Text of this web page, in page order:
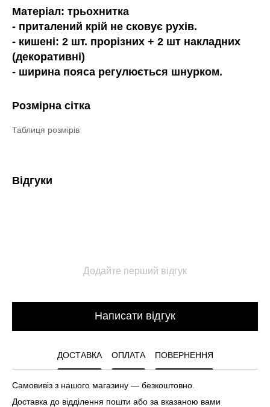
Матеріал: трьохнитка
- приталений крій не сковує рухів.
- кишені: 2 шт. прорізних + 2 шт накладних
(декоративні)
- ширина пояса регулюється шнурком.
Розмірна сітка
Таблиця розмірів
Відгуки
Додайте перший відгук
Написати відгук
ДОСТАВКА ОПЛАТА ПОВЕРНЕННЯ
Самовивіз з нашого магазину — безкоштовно.
Доставка до відділення пошти або за вказаною вами